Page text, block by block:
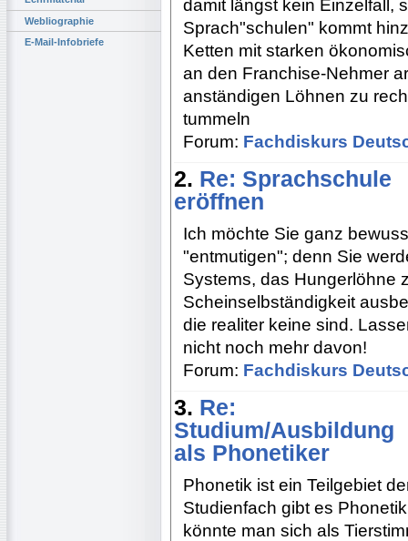
Webliographie
E-Mail-Infobriefe
damit längst kein Einzelfall,
Sprach"schulen" kommt
Ketten mit starken
an den Franchise-Nehmer
anständigen Löhnen zu
tummeln
Forum: Fachdiskurs
2. Re: Sprachschule
eröffnen
Ich möchte Sie ganz
"entmutigen"; denn Sie
Systems, das Hungerlöhne
Scheinselbständigkeit
die realiter keine sind.
nicht noch mehr davon!
Forum: Fachdiskurs
3. Re:
Studium/Ausbildung
als Phonetiker
Phonetik ist ein Teilgebiet
Studienfach gibt es
könnte man sich als